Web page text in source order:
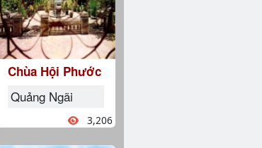
Chùa Hội Phước
Quảng Ngãi
3,206